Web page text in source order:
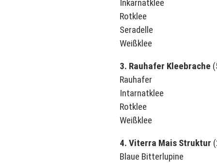
Inkarnatklee
Rotklee
Seradelle
Weißklee
3. Rauhafer Kleebrache
Rauhafer
Intarnatklee
Rotklee
Weißklee
4. Viterra Mais Struktur
Blaue Bitterlupine